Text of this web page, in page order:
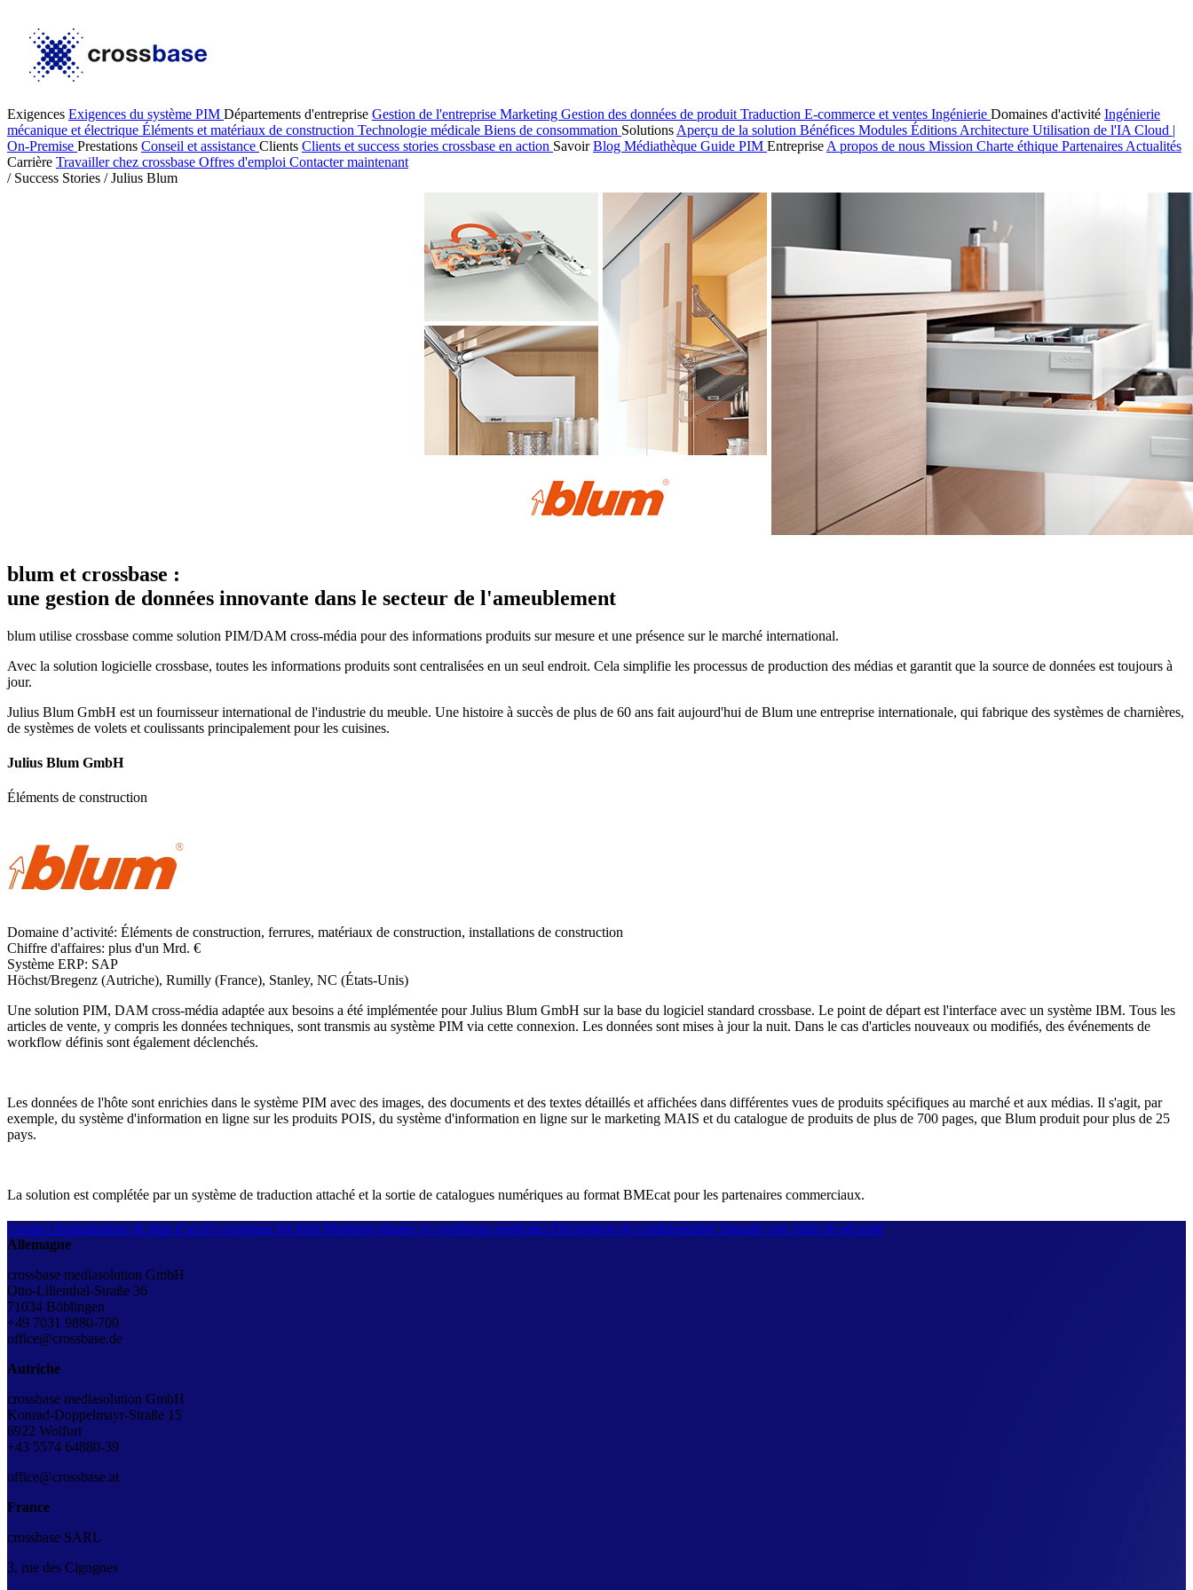
Exigences Exigences du système PIM Départements d'entreprise Gestion de l'entreprise Marketing Gestion des données de produit Traduction E-commerce et ventes Ingénierie Domaines d'activité Ingénierie
mécanique et électrique Éléments et matériaux de construction Technologie médicale Biens de consommation Solutions Aperçu de la solution Bénéfices Modules Éditions Architecture Utilisation de l'IA Cloud |
On-Premise Prestations Conseil et assistance Clients Clients et success stories crossbase en action SavoirBlog Médiathèque Guide PIM Entreprise A propos de nous Mission Charte éthique Partenaires Actualités
Carrière Travailler chez crossbase Offres d'emploi Contacter maintenant
/ Success Stories / Julius Blum
blum et crossbase :
une gestion de données innovante dans le secteur de l'ameublement
blum utilise crossbase comme solution PIM/DAM cross-média pour des informations produits sur mesure et une présence sur le marché international.
Avec la solution logicielle crossbase, toutes les informations produits sont centralisées en un seul endroit. Cela simplifie les processus de production des médias et garantit que la source de données est toujours à
jour.
Julius Blum GmbH est un fournisseur international de l'industrie du meuble. Une histoire à succès de plus de 60 ans fait aujourd'hui de Blum une entreprise internationale, qui fabrique des systèmes de charnières,
de systèmes de volets et coulissants principalement pour les cuisines.
Julius Blum GmbH
Éléments de construction
Domaine d’activité: Éléments de construction, ferrures, matériaux de construction, installations de construction
Chiffre d'affaires: plus d'un Mrd. €
Système ERP: SAP
Höchst/Bregenz (Autriche), Rumilly (France), Stanley, NC (États-Unis)
Une solution PIM, DAM cross-média adaptée aux besoins a été implémentée pour Julius Blum GmbH sur la base du logiciel standard crossbase. Le point de départ est l'interface avec un système IBM. Tous les
articles de vente, y compris les données techniques, sont transmis au système PIM via cette connexion. Les données sont mises à jour la nuit. Dans le cas d'articles nouveaux ou modifiés, des événements de
workflow définis sont également déclenchés.
Les données de l'hôte sont enrichies dans le système PIM avec des images, des documents et des textes détaillés et affichées dans différentes vues de produits spécifiques au marché et aux médias. Il s'agit, par
exemple, du système d'information en ligne sur les produits POIS, du système d'information en ligne sur le marketing MAIS et du catalogue de produits de plus de 700 pages, que Blum produit pour plus de 25
pays.
La solution est complétée par un système de traduction attaché et la sortie de catalogues numériques au format BMEcat pour les partenaires commerciaux.
Contact Implantations & plan d’accès crossbase for kids Mentions légales et conditions générales Déclaration de confidentialité Signaler une faille de sécurité
Allemagne
crossbase mediasolution GmbH
Otto-Lilienthal-Straße 36
71034 Böblingen
+49 7031 9880-700
office@crossbase.de
Autriche
crossbase mediasolution GmbH
Konrad-Doppelmayr-Straße 15
6922 Wolfurt
+43 5574 64880-39
office@crossbase.at
France
crossbase SARL
3, rue des Cigognes